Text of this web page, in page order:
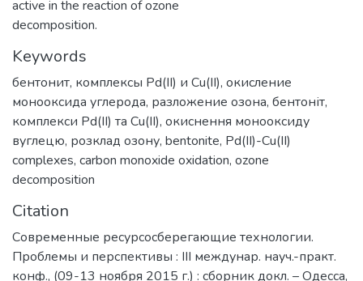
active in the reaction of ozone
decomposition.
Keywords
бентонит, комплексы Pd(II) и Cu(II), окисление
монооксида углерода, разложение озона, бентоніт,
комплекси Pd(II) та Cu(II), окиснення монооксиду
вуглецю, розклад озону, bentonite, Pd(II)-Cu(II)
complexes, carbon monoxide oxidation, ozone
decomposition
Citation
Современные ресурсосберегающие технологии.
Проблемы и перспективы : III междунар. науч.-практ.
конф., (09-13 ноября 2015 г.) : сборник докл. – Одесса,